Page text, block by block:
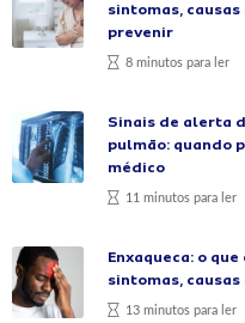
sintomas, causas
prevenir
8 minutos para ler
Sinais de alerta
pulmão: quando
médico
11 minutos para ler
Enxaqueca: o que
sintomas,
13 minutos para ler